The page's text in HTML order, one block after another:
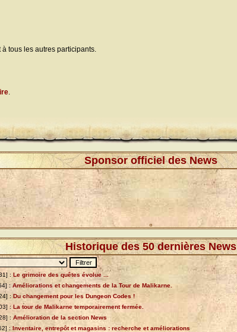
tous les autres participants.
.
Sponsor officiel des News
Historique des 50 dernières News
: Le grimoire des quêtes évolue ...
: Améliorations et changements de la Tour de Malikarne.
: Du changement pour les Dungeon Codes !
: La tour de Malikarne temporairement fermée.
: Amélioration de la section News
:Inventaire, entrepôt et magasins : recherche et améliorations